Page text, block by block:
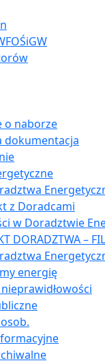
o naborze
dokumentacja
z Doradcami
w Doradztwie
DORADZTWA –
energię
nieprawidłowości